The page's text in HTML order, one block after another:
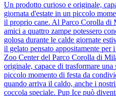
Un prodotto curioso e originale,
giornata d'estate in un piccolo
il proprio cane. Al Parco Corolla di
amici a quattro zampe potessero
golosa durante le calde giornate
il gelato pensato appositamente per
Zoo Center del Parco Corolla di
originale, capace di trasformare
piccolo momento di festa da
quando arriva il caldo, anche i
coccola speciale. Pup Ice può